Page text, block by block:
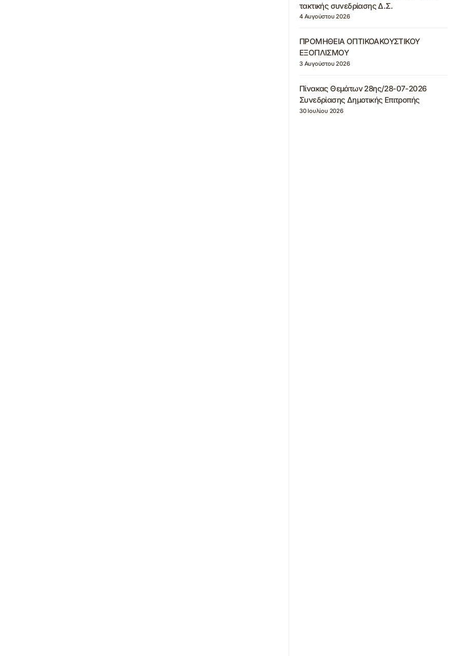
τακτικής συνεδρίασης Δ.Σ.
4 Αυγούστου 2026
ΠΡΟΜΗΘΕΙΑ ΟΠΤΙΚΟΑΚΟΥΣΤΙΚΟΥ
ΕΞΟΠΛΙΣΜΟΥ
3 Αυγούστου 2026
Πίνακας Θεμάτων 28ης/28-07-2026
Συνεδρίασης Δημοτικής Επιτροπής
30 Ιουλίου 2026